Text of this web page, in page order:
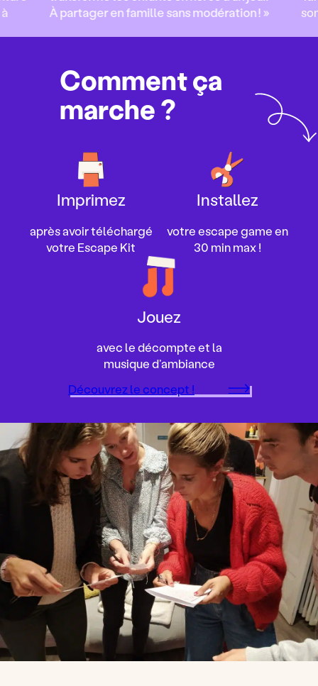
À partager en famille sans modération ! »
Comment ça
marche ?
Imprimez
après avoir téléchargé
votre Escape Kit
Installez
votre escape game en
30 min max !
Jouez
avec le décompte et la
musique d’ambiance
Découvrez le concept !